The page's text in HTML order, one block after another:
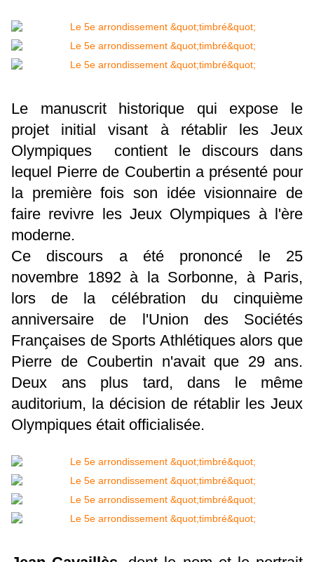
Le manuscrit historique qui expose le
projet initial visant à rétablir les Jeux
Olympiques contient le discours dans
lequel Pierre de Coubertin a présenté pour
la première fois son idée visionnaire de
faire revivre les Jeux Olympiques à l'ère
moderne.
Ce discours a été prononcé le 25
novembre 1892 à la Sorbonne, à Paris,
lors de la célébration du cinquième
anniversaire de l'Union des Sociétés
Françaises de Sports Athlétiques alors que
Pierre de Coubertin n'avait que 29 ans.
Deux ans plus tard, dans le même
auditorium, la décision de rétablir les Jeux
Olympiques était officialisée.